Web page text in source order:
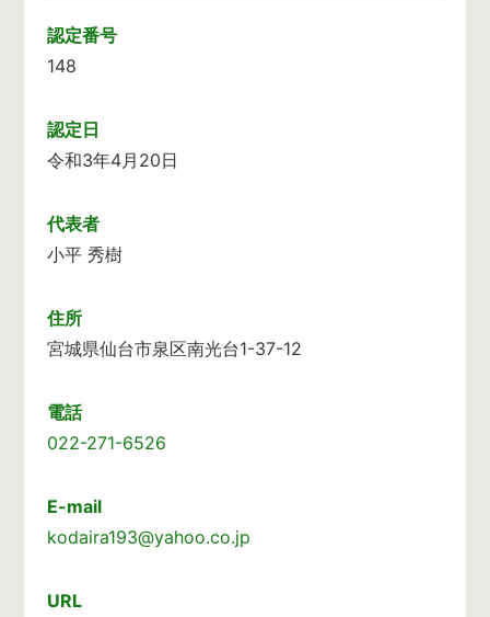
認定番号
148
認定日
令和3年4月20日
代表者
小平 秀樹
住所
宮城県仙台市泉区南光台1-37-12
電話
022-271-6526
E-mail
kodaira193@yahoo.co.jp
URL